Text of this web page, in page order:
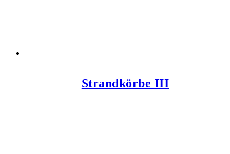
Strandkörbe III